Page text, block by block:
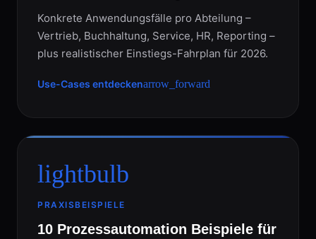
Konkrete Anwendungsfälle pro Abteilung –
Vertrieb, Buchhaltung, Service, HR, Reporting –
plus realistischer Einstiegs-Fahrplan für 2026.
Use-Cases entdeckenarrow_forward
lightbulb
PRAXISBEISPIELE
10 Prozessautomation Beispiele für